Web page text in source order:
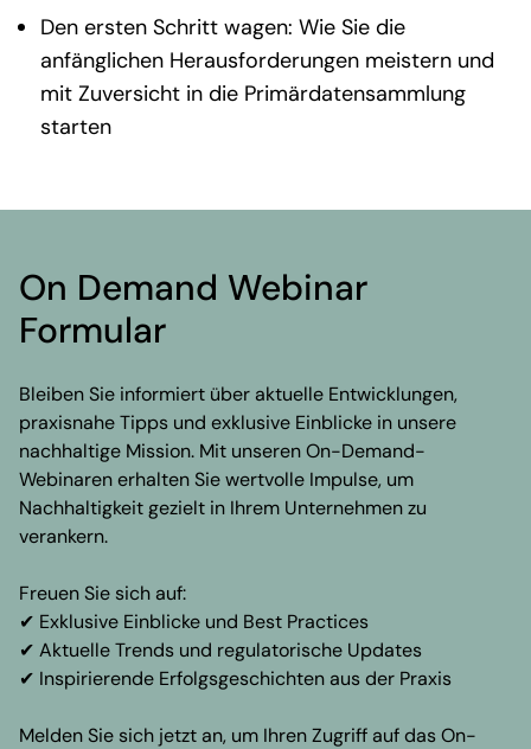
Den ersten Schritt wagen: Wie Sie die
anfänglichen Herausforderungen meistern und
mit Zuversicht in die Primärdatensammlung
starten
On Demand Webinar
Formular
Bleiben Sie informiert über aktuelle Entwicklungen,
praxisnahe Tipps und exklusive Einblicke in unsere
nachhaltige Mission. Mit unseren On-Demand-
Webinaren erhalten Sie wertvolle Impulse, um
Nachhaltigkeit gezielt in Ihrem Unternehmen zu
verankern.
Freuen Sie sich auf:
✔ Exklusive Einblicke und Best Practices
✔ Aktuelle Trends und regulatorische Updates
✔ Inspirierende Erfolgsgeschichten aus der Praxis
Melden Sie sich jetzt an, um Ihren Zugriff auf das On-